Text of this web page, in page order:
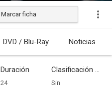
Marcar ficha
DVD / Blu-Ray Noticias
Duración
24
Clasificación por edades
Sin